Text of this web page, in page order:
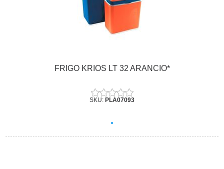
FRIGO KRIOS LT 32 ARANCIO*
SKU: PLA07093